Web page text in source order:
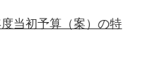
当初予算（案）の特